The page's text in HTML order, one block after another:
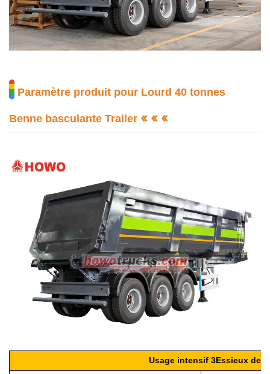
Paramètre produit pour Lourd 40 tonnes
Benne basculante Trai ler « « «
Usage intensif 3Essieux de